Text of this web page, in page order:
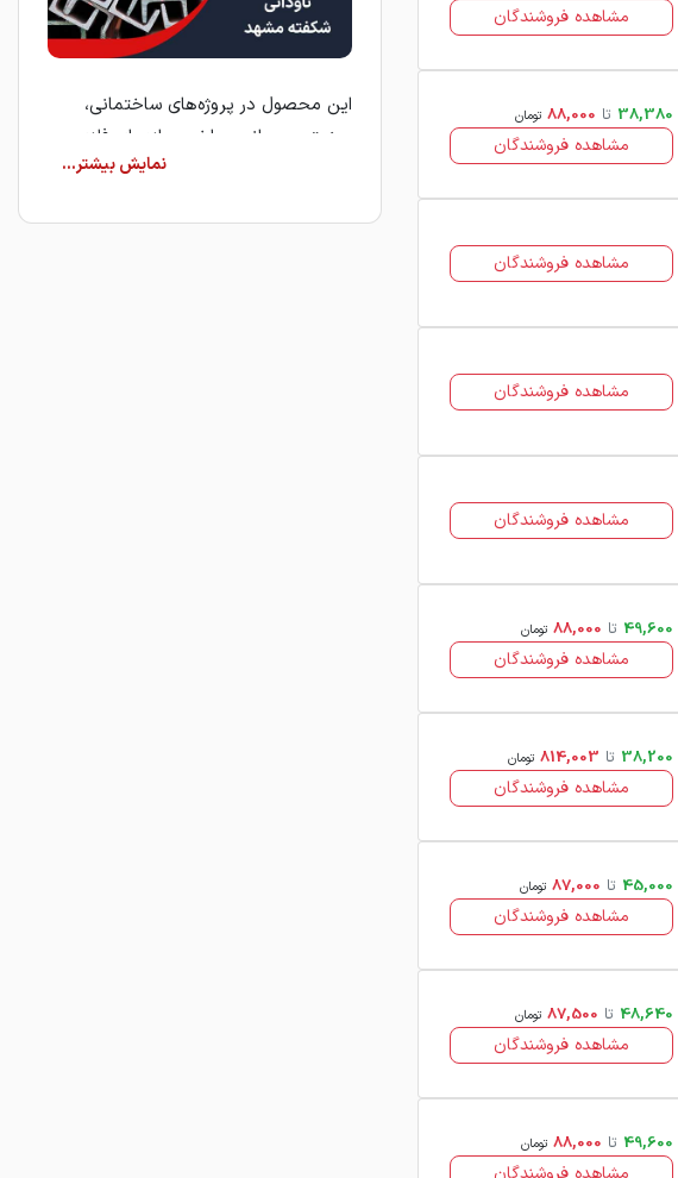
مشاهده فروشندگان
38,380 تا 88,000 تومان
مشاهده فروشندگان
مشاهده فروشندگان
مشاهده فروشندگان
مشاهده فروشندگان
49,600 تا 88,000 تومان
مشاهده فروشندگان
38,200 تا 814,003 تومان
مشاهده فروشندگان
45,000 تا 87,000 تومان
مشاهده فروشندگان
48,640 تا 87,500 تومان
مشاهده فروشندگان
49,600 تا 88,000 تومان
این محصول در پروژه‌های ساختمانی،
صنعتی، عمرانی، ساخت سازه‌های فلزی و
تجهیزات مختلف کاربرد فراوان دارد. در